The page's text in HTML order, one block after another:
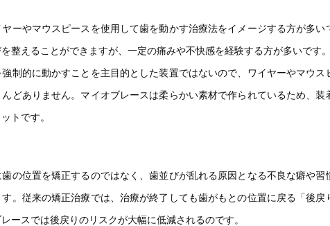
ーやマウスピースを使用して歯を動かす治療法をイメージする方が多い
整えることができますが、一定の痛みや不快感を経験する方が多いです。
制的に動かすことを主目的とした装置ではないので、ワイヤーやマウス
どありません。マイオブレースは柔らかい素材で作られているため、装
トです。
の位置を矯正するのではなく、歯並びが乱れる原因となる不良な癖や習
。従来の矯正治療では、治療が終了しても歯がもとの位置に戻る「後戻
ースでは後戻りのリスクが大幅に低減されるのです。